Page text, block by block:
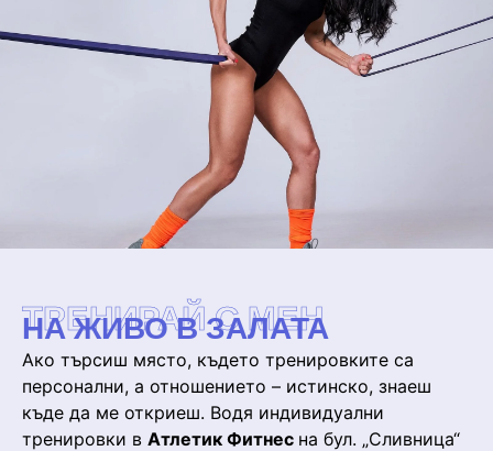
ТРЕНИРАЙ С МЕН
НА ЖИВО В ЗАЛАТА
Ако търсиш място, където тренировките са
персонални, а отношението – истинско, знаеш
къде да ме откриеш. Водя индивидуални
тренировки в Атлетик Фитнес на бул. „Сливница“